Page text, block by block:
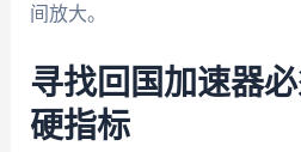
间放大。
寻找回国加速器
硬指标